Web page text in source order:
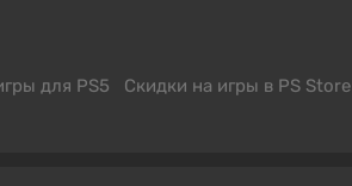
для PS5
Скидки на игры в PS Store